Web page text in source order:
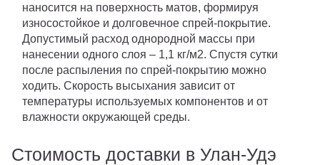
наносится на поверхность матов, формируя
износостойкое и долговечное спрей-покрытие.
Допустимый расход однородной массы при
нанесении одного слоя – 1,1 кг/м2. Спустя сутки
после распыления по спрей-покрытию можно
ходить. Скорость высыхания зависит от
температуры используемых компонентов и от
влажности окружающей среды.
Стоимость доставки в Улан-Удэ